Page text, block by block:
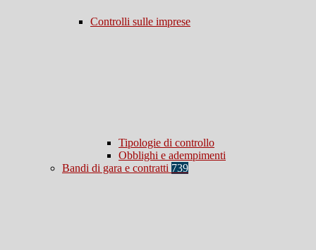
Controlli sulle imprese
Tipologie di controllo
Obblighi e adempimenti
Bandi di gara e contratti 739